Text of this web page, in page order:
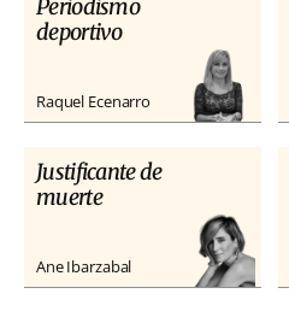
Periodismo
deportivo
Raquel Ecenarro
Justificante de
muerte
Ane Ibarzabal